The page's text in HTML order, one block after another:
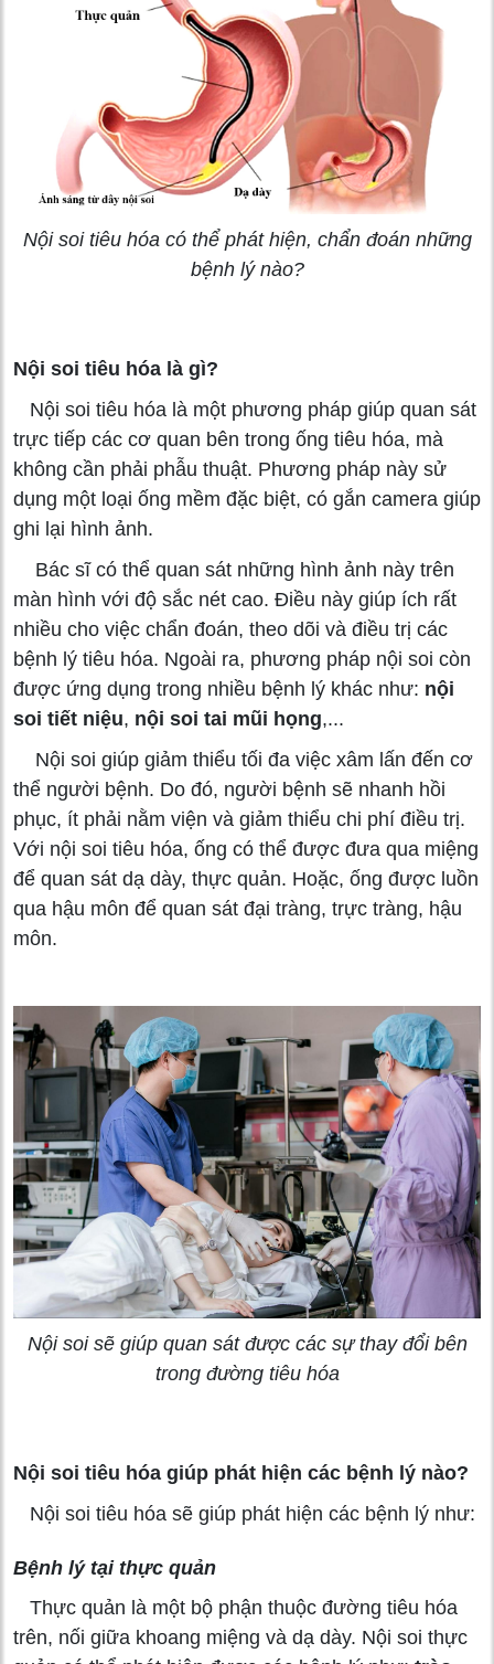
Nội soi tiêu hóa có thể phát hiện, chẩn đoán những
bệnh lý nào?
Nội soi tiêu hóa là gì?
Nội soi tiêu hóa là một phương pháp giúp quan sát
trực tiếp các cơ quan bên trong ống tiêu hóa, mà
không cần phải phẫu thuật. Phương pháp này sử
dụng một loại ống mềm đặc biệt, có gắn camera giúp
ghi lại hình ảnh.
Bác sĩ có thể quan sát những hình ảnh này trên
màn hình với độ sắc nét cao. Điều này giúp ích rất
nhiều cho việc chẩn đoán, theo dõi và điều trị các
bệnh lý tiêu hóa. Ngoài ra, phương pháp nội soi còn
được ứng dụng trong nhiều bệnh lý khác như: nội
soi tiết niệu, nội soi tai mũi họng,...
Nội soi giúp giảm thiểu tối đa việc xâm lấn đến cơ
thể người bệnh. Do đó, người bệnh sẽ nhanh hồi
phục, ít phải nằm viện và giảm thiểu chi phí điều trị.
Với nội soi tiêu hóa, ống có thể được đưa qua miệng
để quan sát dạ dày, thực quản. Hoặc, ống được luồn
qua hậu môn để quan sát đại tràng, trực tràng, hậu
môn.
Nội soi sẽ giúp quan sát được các sự thay đổi bên
trong đường tiêu hóa
Nội soi tiêu hóa giúp phát hiện các bệnh lý nào?
Nội soi tiêu hóa sẽ giúp phát hiện các bệnh lý như:
Bệnh lý tại thực quản
Thực quản là một bộ phận thuộc đường tiêu hóa
trên, nối giữa khoang miệng và dạ dày. Nội soi thực